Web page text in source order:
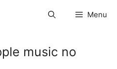
Menu
music no